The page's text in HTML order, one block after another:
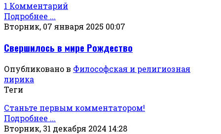
1 Комментарий
Подробнее ...
Вторник, 07 января 2025 00:07
Свершилось в мире Рождество
Опубликовано в Философская и религиозная
лирика
Теги
Станьте первым комментатором!
Подробнее ...
Вторник, 31 декабря 2024 14:28